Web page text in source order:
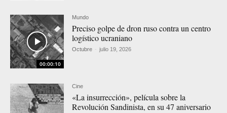
00:00:10
Mundo
Preciso golpe de dron ruso contra un centro
logístico ucraniano
Octubre - julio 19, 2026
Cine
«La insurrección», película sobre la
Revolución Sandinista, en su 47 aniversario